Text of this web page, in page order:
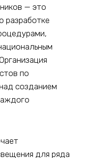
— это
разработке
по
созданием
для ряда